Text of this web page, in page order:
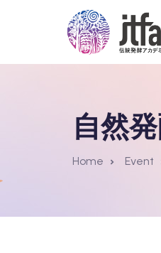
自然
Home Event